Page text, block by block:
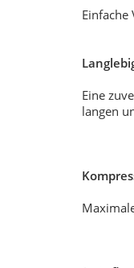
Eine
langen